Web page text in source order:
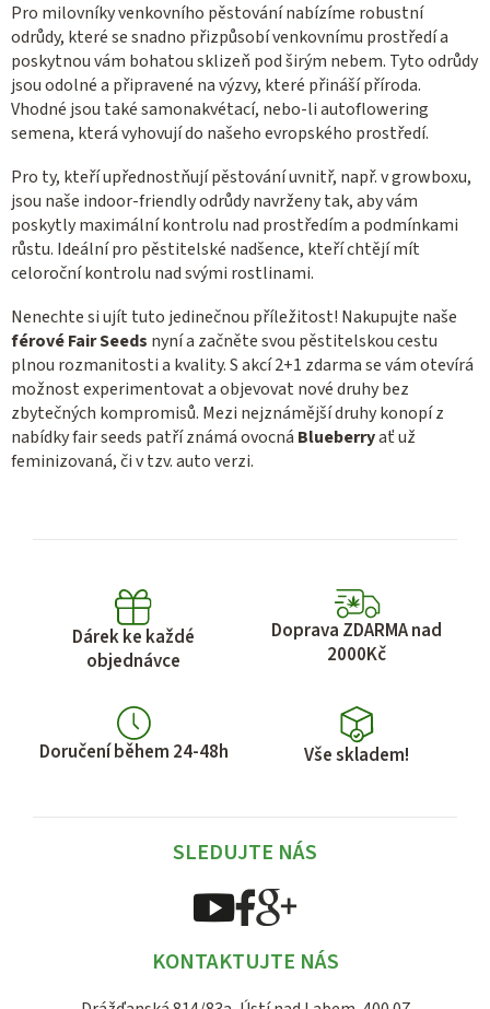
Pro milovníky venkovního pěstování nabízíme robustní
odrůdy, které se snadno přizpůsobí venkovnímu prostředí a
poskytnou vám bohatou sklizeň pod širým nebem. Tyto odrůdy
jsou odolné a připravené na výzvy, které přináší příroda.
Vhodné jsou také samonakvétací, nebo-li autoflowering
semena, která vyhovují do našeho evropského prostředí.
Pro ty, kteří upřednostňují pěstování uvnitř, např. v growboxu,
jsou naše indoor-friendly odrůdy navrženy tak, aby vám
poskytly maximální kontrolu nad prostředím a podmínkami
růstu. Ideální pro pěstitelské nadšence, kteří chtějí mít
celoroční kontrolu nad svými rostlinami.
Nenechte si ujít tuto jedinečnou příležitost! Nakupujte naše
férové Fair Seeds nyní a začněte svou pěstitelskou cestu
plnou rozmanitosti a kvality. S akcí 2+1 zdarma se vám otevírá
možnost experimentovat a objevovat nové druhy bez
zbytečných kompromisů. Mezi nejznámější druhy konopí z
nabídky fair seeds patří známá ovocná Blueberryať už
feminizovaná, či v tzv. auto verzi.
Dárek ke každé
objednávce
Doprava ZDARMA nad
2000Kč
Doručení během 24-48h Vše skladem!
SLEDUJTE NÁS
KONTAKTUJTE NÁS